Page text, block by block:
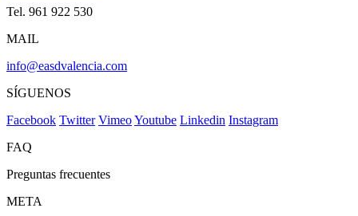
Tel. 961 922 530
MAIL
info@easdvalencia.com
SÍGUENOS
Facebook Twitter VimeoYoutube Linkedin Instagram
FAQ
Preguntas frecuentes
META